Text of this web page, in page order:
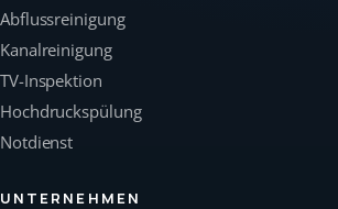
Abflussreinigung
Kanalreinigung
TV-Inspektion
Hochdruckspülung
Notdienst
UNTERNEHMEN